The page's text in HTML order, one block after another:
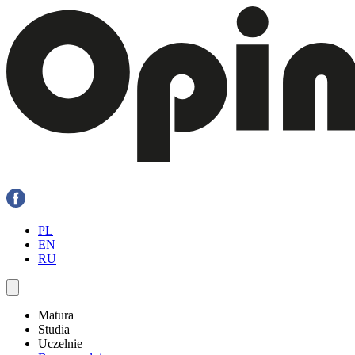
PL
EN
RU
Matura
Studia
Uczelnie